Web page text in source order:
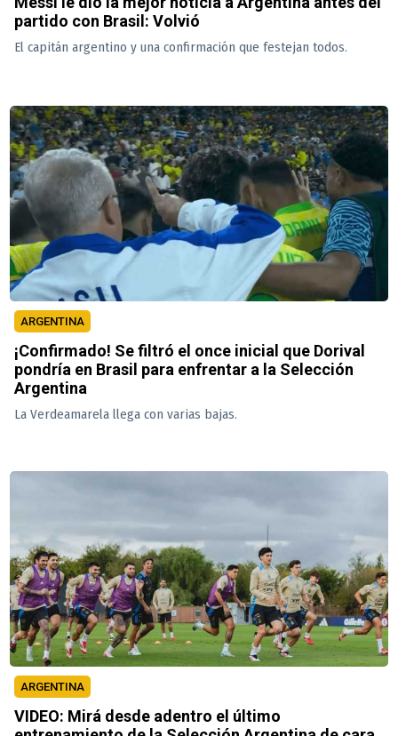
partido con Brasil: Volvió
El capitán argentino y una confirmación que festejan todos.
ARGENTINA
¡Confirmado! Se filtró el once inicial que Dorival
pondría en Brasil para enfrentar a la Selección
Argentina
La Verdeamarela llega con varias bajas.
ARGENTINA
VIDEO: Mirá desde adentro el último